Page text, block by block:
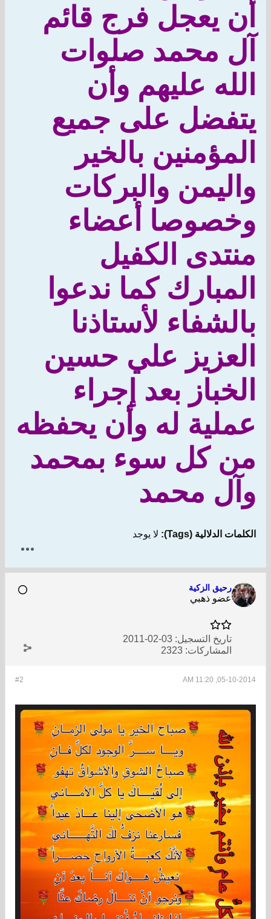
أن يعجل فرج قائم
آل محمد صلوات
الله عليهم وأن
يتفضل على جميع
المؤمنين بالخير
واليمن والبركات
وخصوصا أعضاء
منتدى الكفيل
المبارك كما ندعوا
بالشفاء لأستاذنا
العزيز علي حسين
الخباز بعد إجراء
عملية له وأن يحفظه
من كل سوء بمحمد
وآل محمد
الكلمات الدلالية (Tags): لا يوجد
رحيق الزكية
عضو ذهبي
تاريخ التسجيل: 03-02-2011
المشاركات: 2323
#2 05-10-2014, 11:20 AM